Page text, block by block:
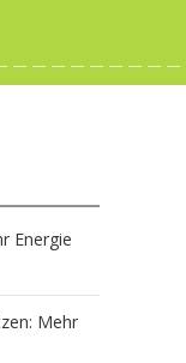
Energie
Mehr